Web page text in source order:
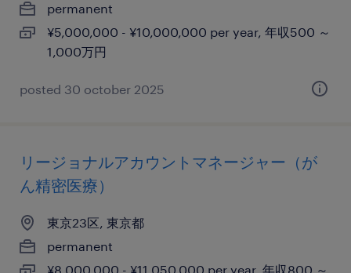
permanent
¥5,000,000 - ¥10,000,000 per year, 年収500 ～
1,000万円
posted 30 october 2025
リージョナルアカウントマネージャー（が
ん精密医療）
東京23区, 東京都
permanent
¥8,000,000 - ¥11,050,000 per year, 年収800 ～